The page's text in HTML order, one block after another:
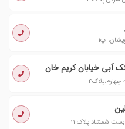
پ۱.
آبی خیابان کریم خان
شمشاد پلاک ۱۱